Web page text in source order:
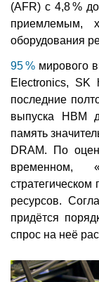
(AFR) с 4,8 %
приемлемым,
оборудования
95 % мирового
Electronics, SK
последние
выпуска HBM
память
DRAM. По
временном,
ресурсов.
придётся
спрос на неё